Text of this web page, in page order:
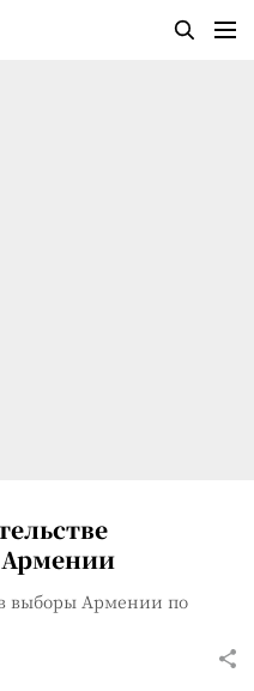
выборы Армении по